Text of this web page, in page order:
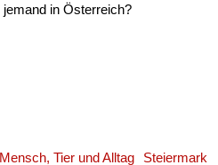
jemand in Österreich?
Mensch, Tier und Alltag
Steiermark